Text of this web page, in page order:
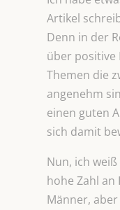
Artikel
Denn in der
über positive
Themen die
angenehm
einen guten
sich damit
Nun, ich
hohe Zahl an
Männer,